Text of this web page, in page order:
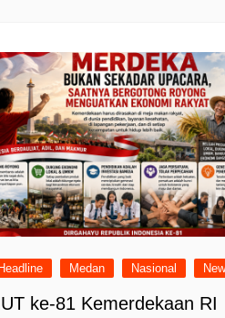
Headline Medan Nasional
ke-81 Kemerdekaan RI